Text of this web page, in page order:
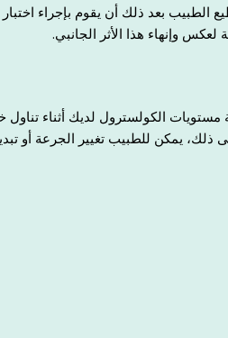
بعد ذلك أن يقوم بإجراء
لعكس وإنهاء هذا الأثر الجانبي.
الكولسترول لديك أثناء
ذلك، يمكن للطبيب تغيير الجرعة أو